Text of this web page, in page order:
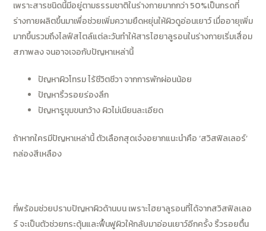
เพราะสารชนิดนี้มีอยู่ตามธรรมชาติในร่างกายมากกว่า 50%เป็นกรดที่
ร่างกายผลิตขึ้นมาเพื่อช่วยเพิ่มความยืดหยุ่นให้ผิวดูอ่อนเยาว์ เมื่ออายุเพิ่ม
มากขึ้นรวมถึงไลฟ์สไตล์แต่ละวันทำให้สารไฮยาลูรอนในร่างกายเริ่มเสื่อม
สภาพลง จนอาจเจอกับปัญหาเหล่านี้
ปัญหาผิวโทรม ไร้ชีวิตชีวา จากการพักผ่อนน้อย
ปัญหาริ้วรอยร่องลึก
ปัญหารูขุมขนกว้าง ผิวไม่เนียนละเอียด
ถ้าหากใครมีปัญหาเหล่านี้ ตัวเลือกสุดเจ๋งอยากแนะนำคือ ‘สวิสฟิลเลอร์’
กล่องสีเหลือง
ที่พร้อมช่วยปราบปัญหาผิวด้านบน เพราะไฮยาลูรอนที่ได้จากสวิสฟิลเลอ
ร์ จะเป็นตัวช่วยกระตุ้นและฟื้นฟูผิวให้กลับมาอ่อนเยาว์อีกครั้ง ริ้วรอยตื้น